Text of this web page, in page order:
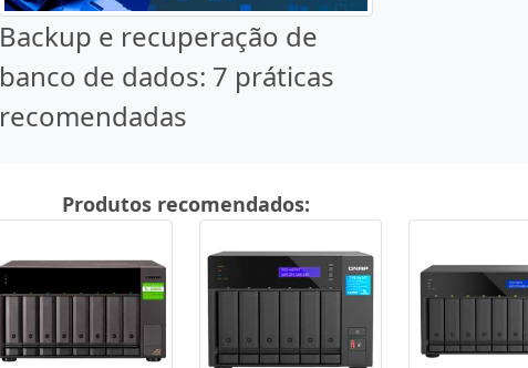
Backup e recuperação de
banco de dados: 7 práticas
recomendadas
Produtos recomendados: